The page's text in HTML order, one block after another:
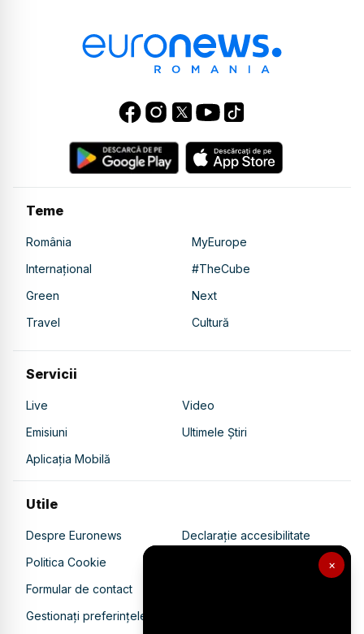
×
Teme
România
MyEurope
Internațional
#TheCube
Green
Next
Travel
Cultură
Servicii
Live
Video
Emisiuni
Ultimele Știri
Aplicația Mobilă
Utile
Despre Euronews
Declarație accesibilitate
Politica Cookie
Politica de confidențialitate
Formular de contact
Gestionați preferințele